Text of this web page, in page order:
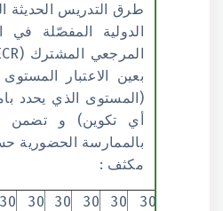
طرق التدريس الحديثة
الدولية المفصّلة في
بعين الاعتبار
(المستوى الذي يحدد
أي تكوين) و تضمن
بالممارسة
مكثف :
30
30
30
30
30
30